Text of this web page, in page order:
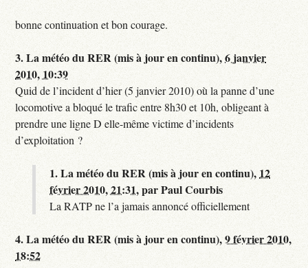
bonne continuation et bon courage.
3.La météo du RER (mis à jour en continu),6 janvier
2010, 10:39
Quid de l’incident d’hier (5 janvier 2010) où la panne d’une
locomotive a bloqué le trafic entre 8h30 et 10h, obligeant à
prendre une ligne D elle-même victime d’incidents
d’exploitation ?
1.La météo du RER (mis à jour en continu), 12
février 2010, 21:31,parPaul Courbis
La RATP ne l’a jamais annoncé officiellement
4.La météo du RER (mis à jour en continu),9 février 2010,
18:52